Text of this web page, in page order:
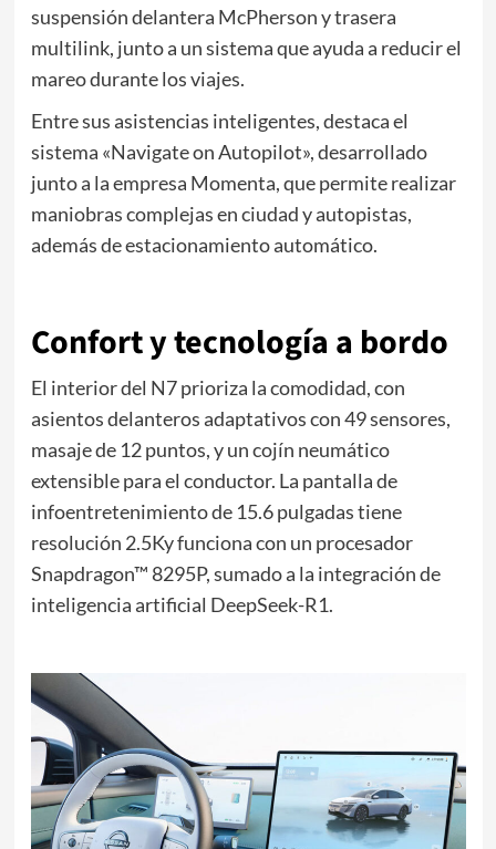
suspensión delantera McPherson y trasera
multilink, junto a un sistema que ayuda a reducir el
mareo durante los viajes.
Entre sus asistencias inteligentes, destaca el
sistema «Navigate on Autopilot», desarrollado
junto a la empresa Momenta, que permite realizar
maniobras complejas en ciudad y autopistas,
además de estacionamiento automático.
Confort y tecnología a bordo
El interior del N7 prioriza la comodidad, con
asientos delanteros adaptativos con 49 sensores,
masaje de 12 puntos, y un cojín neumático
extensible para el conductor. La pantalla de
infoentretenimiento de 15.6 pulgadas tiene
resolución 2.5Ky funciona con un procesador
Snapdragon™ 8295P, sumado a la integración de
inteligencia artificial DeepSeek-R1.